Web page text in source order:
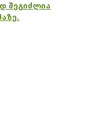
შეგიძლია